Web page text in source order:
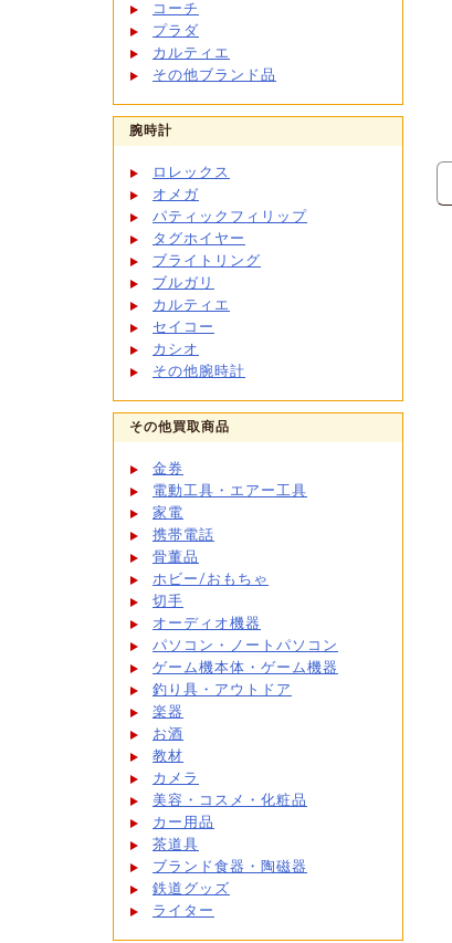
コーチ
プラダ
カルティエ
その他ブランド品
腕時計
ロレックス
オメガ
パティックフィリップ
タグホイヤー
ブライトリング
ブルガリ
カルティエ
セイコー
カシオ
その他腕時計
その他買取商品
金券
電動工具・エアー工具
家電
携帯電話
骨董品
ホビー/おもちゃ
切手
オーディオ機器
パソコン・ノートパソコン
ゲーム機本体・ゲーム機器
釣り具・アウトドア
楽器
お酒
教材
カメラ
美容・コスメ・化粧品
カー用品
茶道具
ブランド食器・陶磁器
鉄道グッズ
ライター